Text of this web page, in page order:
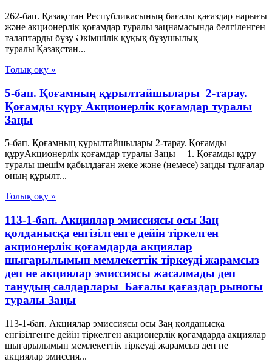
262-бап. Қазақстан Республикасының бағалы қағаздар нарығы
және акционерлік қоғамдар туралы заңнамасында белгiленген
талаптарды бұзу Әкімшілік құқық бұзушылық
туралы Қазақстан...
Толық оқу »
5-бап. Қоғамның құрылтайшылары 2-тарау.
Қоғамды құру Акционерлік қоғамдар туралы
Заңы
5-бап. Қоғамның құрылтайшылары 2-тарау. Қоғамды
құруАкционерлік қоғамдар туралы Заңы 1. Қоғамды құру
туралы шешім қабылдаған жеке және (немесе) заңды тұлғалар
оның құрылт...
Толық оқу »
113-1-бап. Акциялар эмиссиясы осы Заң
қолданысқа енгiзiлгенге дейiн тiркелген
акционерлiк қоғамдарда акциялар
шығарылымын мемлекеттiк тiркеудi жарамсыз
деп не акциялар эмиссиясы жасалмады деп
танудың салдарлары Бағалы қағаздар рыногы
туралы Заңы
113-1-бап. Акциялар эмиссиясы осы Заң қолданысқа
енгiзiлгенге дейiн тiркелген акционерлiк қоғамдарда акциялар
шығарылымын мемлекеттiк тiркеудi жарамсыз деп не
акциялар эмиссия...